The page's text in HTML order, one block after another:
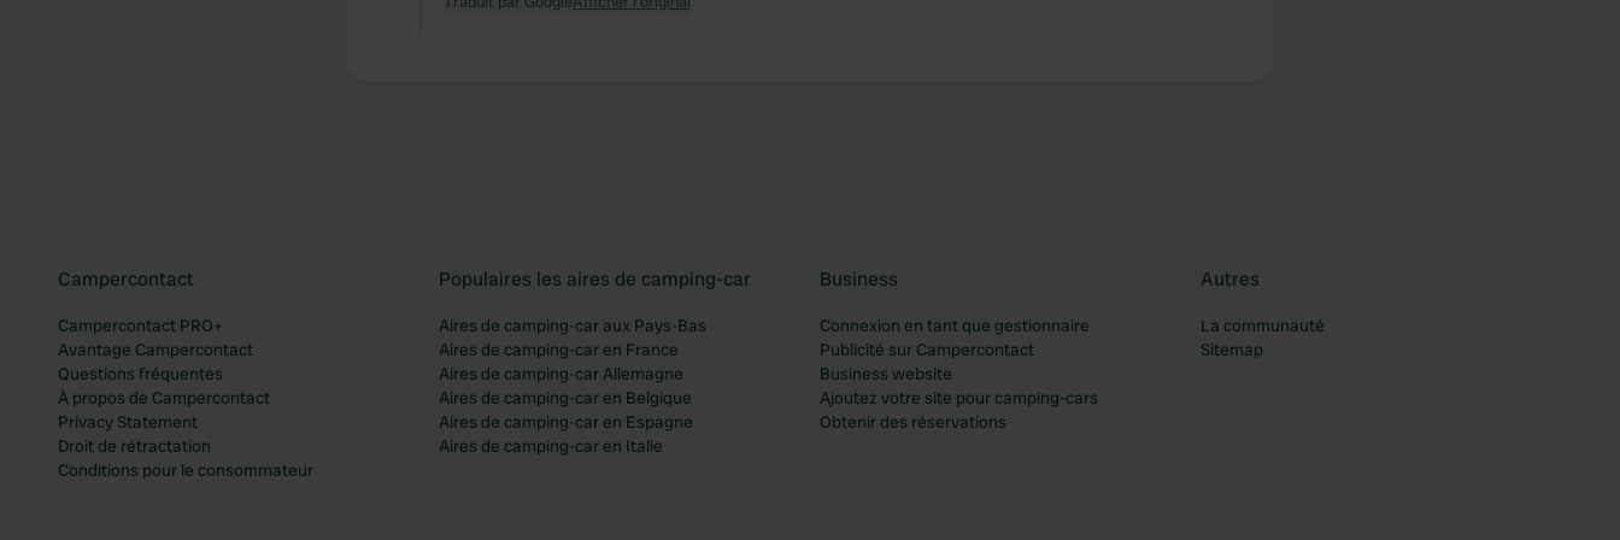
Campercontact
Campercontact PRO+
Avantage Campercontact
Questions fréquentes
À propos de Campercontact
Privacy Statement
Droit de rétractation
Conditions pour le consommateur
Populaires les aires de camping-car
Aires de camping-car aux Pays-Bas
Aires de camping-car en France
Aires de camping-car Allemagne
Aires de camping-car en Belgique
Aires de camping-car en Espagne
Aires de camping-car en Italie
Business
Connexion en tant que gestionnaire
Publicité sur Campercontact
Business website
Ajoutez votre site pour camping-cars
Obtenir des réservations
Autres
La communauté
Sitemap